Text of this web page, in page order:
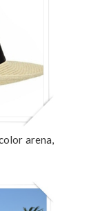
arena,